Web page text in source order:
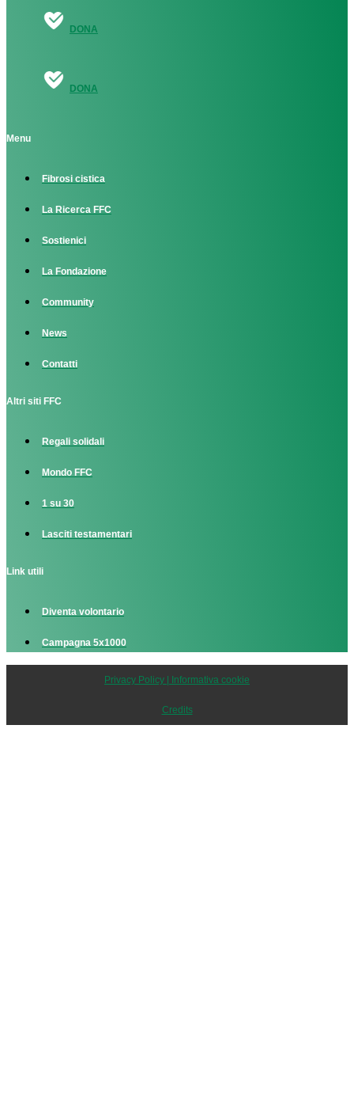
DONA
DONA
Menu
Fibrosi cistica
La Ricerca FFC
Sostienici
La Fondazione
Community
News
Contatti
Altri siti FFC
Regali solidali
Mondo FFC
1 su 30
Lasciti testamentari
Link utili
Diventa volontario
Campagna 5x1000
Privacy Policy | Informativa cookie
Credits